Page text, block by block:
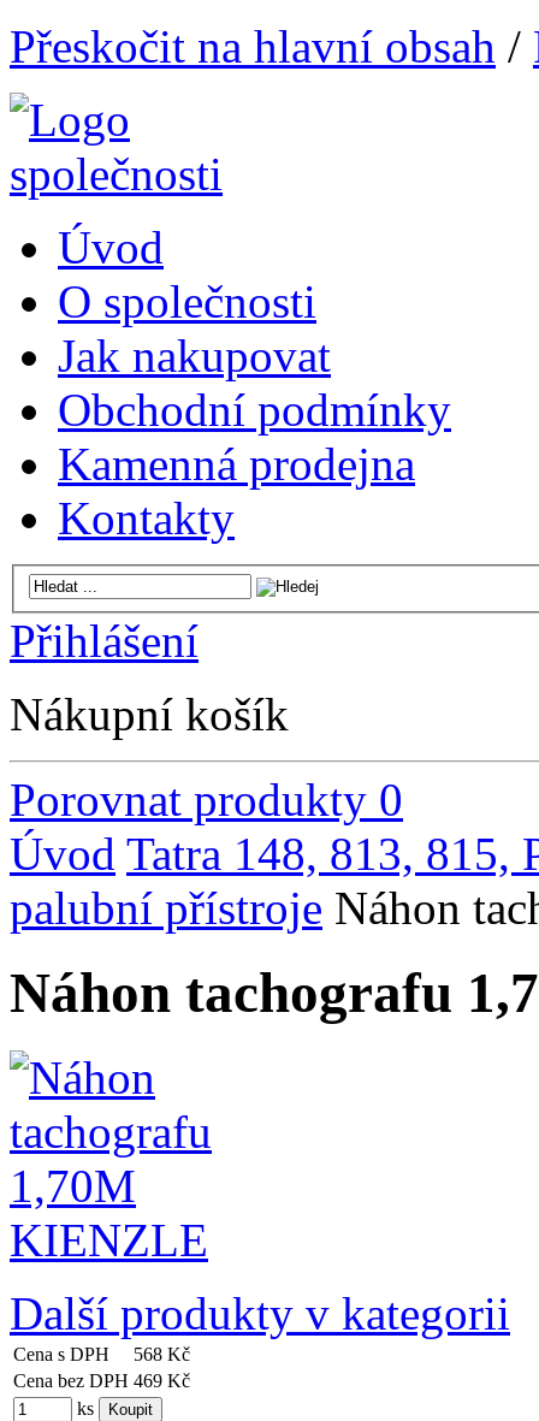
Přeskočit na hlavní obsah /
Úvod
O společnosti
Jak nakupovat
Obchodní podmínky
Kamenná prodejna
Kontakty
Přihlášení
Nákupní košík
Porovnat produkty 0
Úvod Tatra 148, 813, 815,
palubní přístroje Náhon
Náhon tachografu
Další produkty v kategorii
Cena s DPH
568 Kč
Cena bez DPH 469 Kč
ks